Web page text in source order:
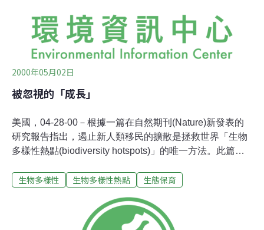
域息息相關，今天和平水泥專業區設在宜
2000年05月02日
被忽視的「成長」
美國，04-28-00－根據一篇在自然期刊(Nature)新發表的
研究報告指出，遏止新人類移民的擴散是拯救世界「生物
多樣性熱點(biodiversity hotspots)」的唯一方法。此篇研
Action International)的羅伯特英格曼(Robert Engelman)
富，但是受到人類威脅的地區。在具有豐富的生物多樣性
的地區中，受族群擴張威脅最為嚴重的包括有西加斯里蘭
生物多樣性 生物多樣性熱點 生態保育